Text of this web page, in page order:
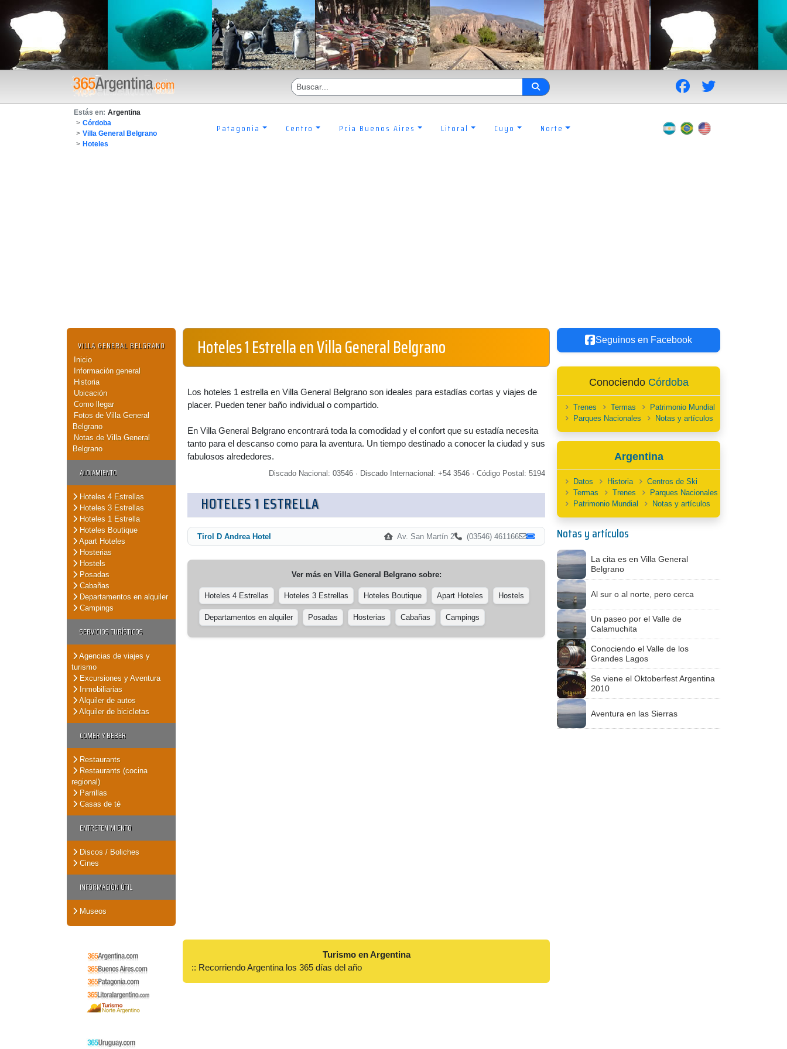
Estás en: Argentina
> Córdoba
> Villa General Belgrano
> Hoteles
Patagonia Centro Pcia Buenos Aires Litoral Cuyo Norte
VILLA GENERAL BELGRANO
Inicio
Información general
Historia
Ubicación
Como llegar
Fotos de Villa General
Belgrano
Notas de Villa General
Belgrano
ALOJAMIENTO
Hoteles 4 Estrellas
Hoteles 3 Estrellas
Hoteles 1 Estrella
Hoteles Boutique
Apart Hoteles
Hosterias
Hostels
Posadas
Cabañas
Departamentos en alquiler
Campings
SERVICIOS TURÍSTICOS
Agencias de viajes y
turismo
Excursiones y Aventura
Inmobiliarias
Alquiler de autos
Alquiler de bicicletas
COMER Y BEBER
Restaurants
Restaurants (cocina
regional)
Parrillas
Casas de té
ENTRETENIMIENTO
Discos / Boliches
Cines
INFORMACIÓN ÚTIL
Museos
Hoteles 1 Estrella en Villa General Belgrano
Los hoteles 1 estrella en Villa General Belgrano son ideales para estadías cortas y viajes de
placer. Pueden tener baño individual o compartido.
En Villa General Belgrano encontrará toda la comodidad y el confort que su estadía necesita
tanto para el descanso como para la aventura. Un tiempo destinado a conocer la ciudad y sus
fabulosos alrededores.
Discado Nacional: 03546 · Discado Internacional: +54 3546 · Código Postal: 5194
HOTELES 1 ESTRELLA
Tirol D Andrea Hotel Av. San Martín 2 (03546) 461166
Ver más en Villa General Belgranosobre:
Hoteles 4 Estrellas Hoteles 3 Estrellas Hoteles Boutique Apart Hoteles Hostels
Departamentos en alquiler Posadas Hosterias Cabañas Campings
Turismo en Argentina
:: Recorriendo Argentina los 365 días del año
Seguinos en Facebook
Conociendo Córdoba
Trenes Termas
Patrimonio Mundial
Parques Nacionales
Notas y artículos
Argentina
Datos Historia
Centros de Ski
Termas
Trenes
Parques Nacionales
Patrimonio Mundial
Notas y artículos
Notas y artículos
La cita es en Villa General
Belgrano
Al sur o al norte, pero cerca
Un paseo por el Valle de
Calamuchita
Conociendo el Valle de los
Grandes Lagos
Se viene el Oktoberfest Argentina
2010
Aventura en las Sierras